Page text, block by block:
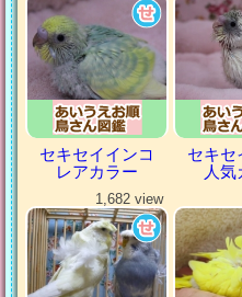
セキセイインコ
レアカラー
セキセ
人気
1,682 view